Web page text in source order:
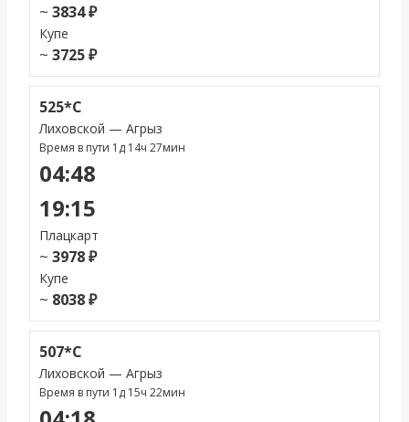
~ 3834 ₽
Купе
~ 3725 ₽
525*С
Лиховской — Агрыз
Время в пути 1д 14ч 27мин
04:48
19:15
Плацкарт
~ 3978 ₽
Купе
~ 8038 ₽
507*С
Лиховской — Агрыз
Время в пути 1д 15ч 22мин